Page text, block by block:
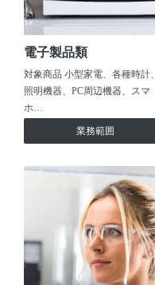
電子製品類
対象商品 小型家電、各種時計、
照明機器、PC周辺機器、スマ
ホ…
業務範囲